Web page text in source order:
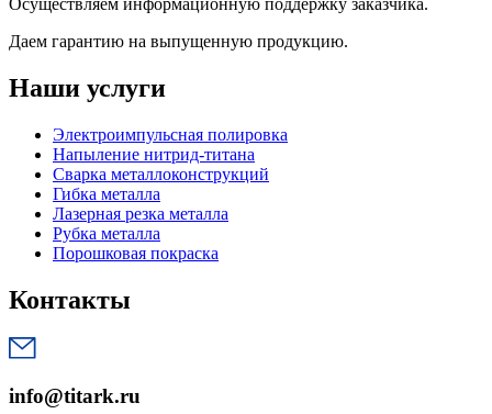
Осуществляем информационную поддержку заказчика.
Даем гарантию на выпущенную продукцию.
Наши услуги
Электроимпульсная полировка
Напыление нитрид-титана
Сварка металлоконструкций
Гибка металла
Лазерная резка металла
Рубка металла
Порошковая покраска
Контакты
info@titark.ru